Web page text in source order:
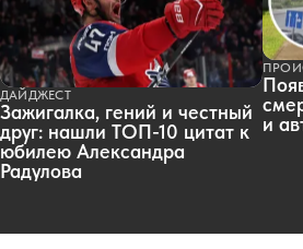
ДАЙДЖЕСТ
Зажигалка, гений и честный
друг: нашли ТОП-10 цитат к
юбилею Александра
Радулова
и